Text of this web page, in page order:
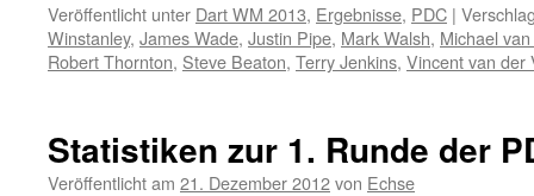
Veröffentlicht unter Dart WM 2013, Ergebnisse, PDC |
Winstanley, James Wade, Justin Pipe, Mark Walsh, Michael
Robert Thornton, Steve Beaton, Terry Jenkins, Vincent van der
Statistiken zur 1. Runde der
Veröffentlicht am 21. Dezember 2012von Echse